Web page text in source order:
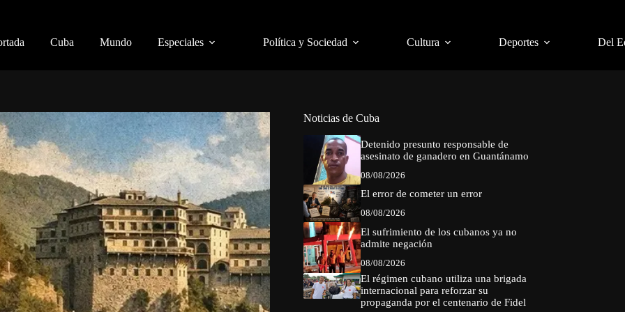
Cuba Mundo Especiales Política y Sociedad Cultura Deportes Del
Noticias de Cuba
Detenido presunto responsable de
asesinato de ganadero en Guantánamo
08/08/2026
El error de cometer un error
08/08/2026
El sufrimiento de los cubanos ya no
admite negación
08/08/2026
El régimen cubano utiliza una brigada
internacional para reforzar su
propaganda por el centenario de Fidel